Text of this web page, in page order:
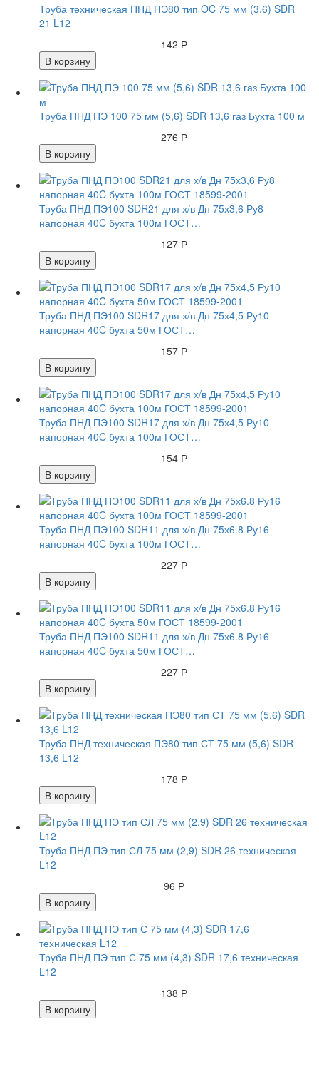
Труба техническая ПНД ПЭ80 тип OC 75 мм (3,6) SDR
21 L12
142 Р
В корзину
Труба ПНД ПЭ 100 75 мм (5,6) SDR 13,6 газ Бухта 100 м
276 Р
В корзину
Труба ПНД ПЭ100 SDR21 для х/в Дн 75х3,6 Ру8
напорная 40C бухта 100м ГОСТ…
127 Р
В корзину
Труба ПНД ПЭ100 SDR17 для х/в Дн 75х4,5 Ру10
напорная 40C бухта 50м ГОСТ…
157 Р
В корзину
Труба ПНД ПЭ100 SDR17 для х/в Дн 75х4,5 Ру10
напорная 40C бухта 100м ГОСТ…
154 Р
В корзину
Труба ПНД ПЭ100 SDR11 для х/в Дн 75х6.8 Ру16
напорная 40C бухта 100м ГОСТ…
227 Р
В корзину
Труба ПНД ПЭ100 SDR11 для х/в Дн 75х6.8 Ру16
напорная 40C бухта 50м ГОСТ…
227 Р
В корзину
Труба ПНД техническая ПЭ80 тип СТ 75 мм (5,6) SDR
13,6 L12
178 Р
В корзину
Труба ПНД ПЭ тип СЛ 75 мм (2,9) SDR 26 техническая
L12
96 Р
В корзину
Труба ПНД ПЭ тип С 75 мм (4,3) SDR 17,6 техническая
L12
138 Р
В корзину